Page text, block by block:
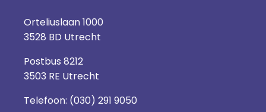
Orteliuslaan 1000
3528 BD Utrecht
Postbus 8212
3503 RE Utrecht
Telefoon: (030) 291 9050